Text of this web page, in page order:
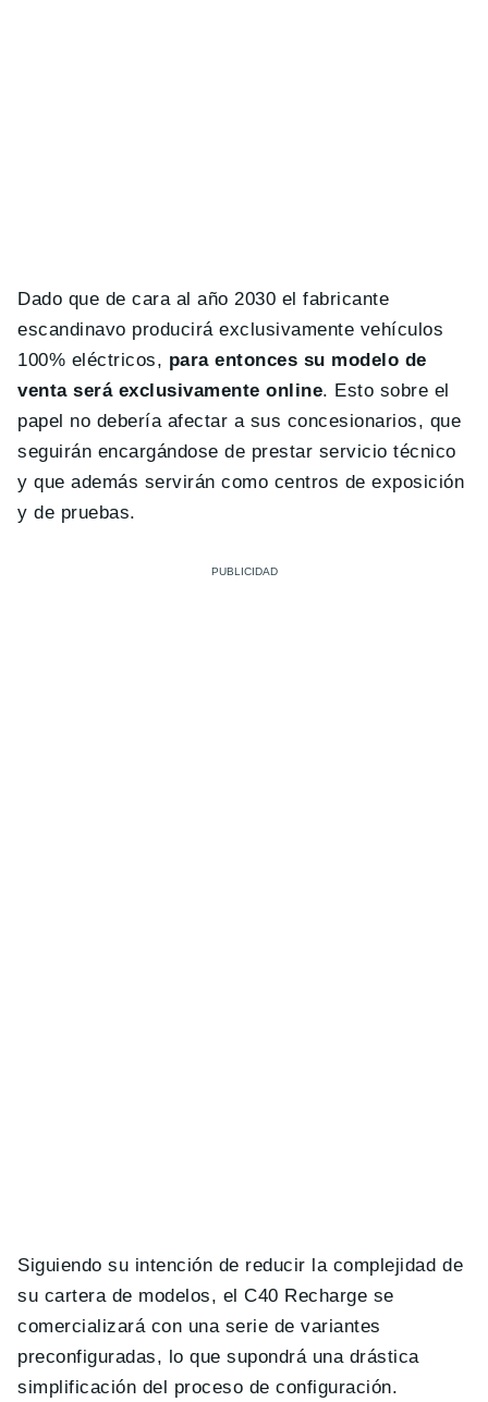
Dado que de cara al año 2030 el fabricante
escandinavo producirá exclusivamente vehículos
100% eléctricos, para entonces su modelo de
venta será exclusivamente online. Esto sobre el
papel no debería afectar a sus concesionarios, que
seguirán encargándose de prestar servicio técnico
y que además servirán como centros de exposición
y de pruebas.
Siguiendo su intención de reducir la complejidad de
su cartera de modelos, el C40 Recharge se
comercializará con una serie de variantes
preconfiguradas, lo que supondrá una drástica
simplificación del proceso de configuración.